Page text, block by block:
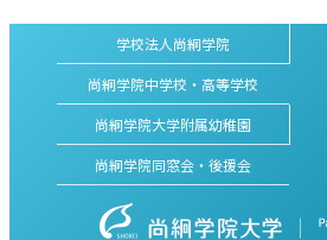
学校法人尚絅学院
尚絅学院中学校・高等学校
尚絅学院大学附属幼稚園
尚絅学院同窓会・後援会